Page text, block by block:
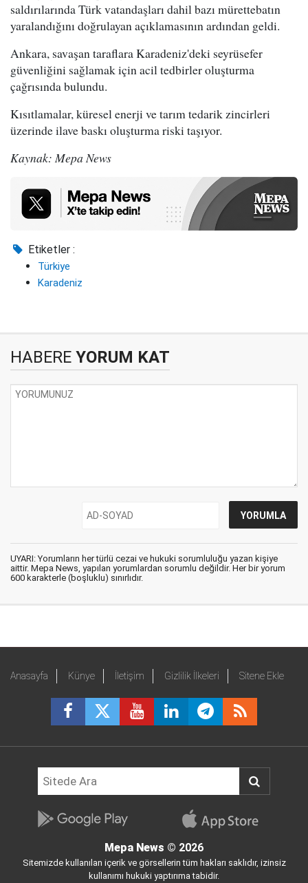
saldırılarında Türk vatandaşları dahil bazı mürettebatın
yaralandığını doğrulayan açıklamasının ardından geldi.
Ankara, savaşan taraflara Karadeniz'deki seyrüsefer
güvenliğini sağlamak için acil tedbirler oluşturma
çağrısında bulundu.
Kısıtlamalar, küresel enerji ve tarım tedarik zincirleri
üzerinde ilave baskı oluşturma riski taşıyor.
Kaynak: Mepa News
Etiketler :
Türkiye
Karadeniz
HABERE YORUM KAT
UYARI: Yorumların her türlü cezai ve hukuki sorumluluğu yazan kişiye
aittir. Mepa News, yapılan yorumlardan sorumlu değildir. Her bir yorum
600 karakterle (boşluklu) sınırlıdır.
Anasayfa Künye İletişim Gizlilik İlkeleri Sitene Ekle
Mepa News © 2026
Sitemizde kullanılan içerik ve görsellerin tüm hakları saklıdır, izinsiz
kullanımı hukuki yaptırıma tabidir.